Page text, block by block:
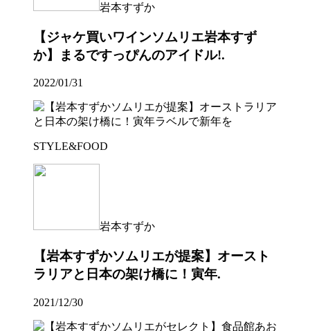
岩本すずか
【ジャケ買いワインソムリエ岩本すず
か】まるですっぴんのアイドル!.
2022/01/31
STYLE&FOOD
岩本すずか
【岩本すずかソムリエが提案】オースト
ラリアと日本の架け橋に！寅年.
2021/12/30